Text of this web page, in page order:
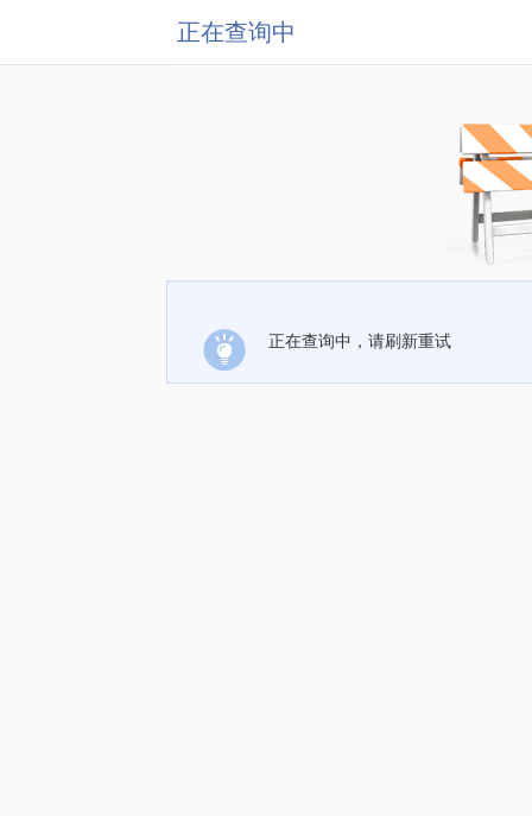
正在查询中
正在查询中，请刷新重试